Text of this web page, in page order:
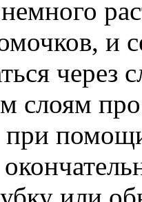
и
через
слоям
при